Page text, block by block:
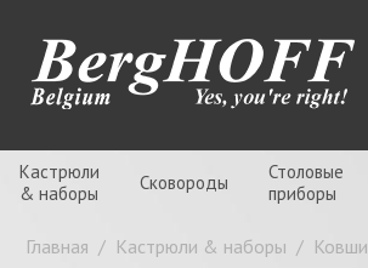
Кастрюли
& наборы
Сковороды
Столовые
приборы
Главная / Кастрюли & наборы / Ковши